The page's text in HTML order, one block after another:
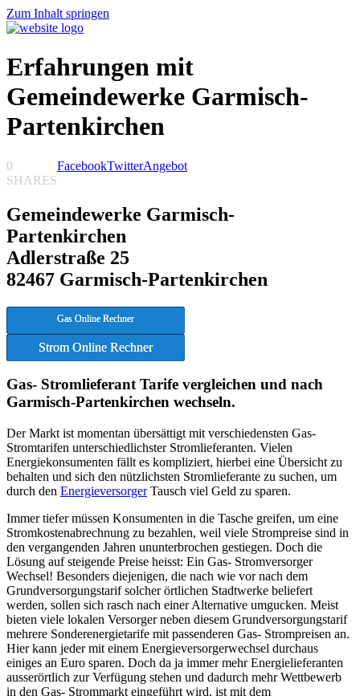
Zum Inhalt springen
Erfahrungen mit
Gemeindewerke Garmisch-
Partenkirchen
0
SHARES
FacebookTwitterAngebot
Gemeindewerke Garmisch-
Partenkirchen
Adlerstraße 25
82467 Garmisch-Partenkirchen
Gas Online Rechner
Strom Online Rechner
Gas- Stromlieferant Tarife vergleichen und nach
Garmisch-Partenkirchen wechseln.
Der Markt ist momentan übersättigt mit verschiedensten Gas-
Stromtarifen unterschiedlichster Stromlieferanten. Vielen
Energiekonsumenten fällt es kompliziert, hierbei eine Übersicht zu
behalten und sich den nützlichsten Stromlieferante zu suchen, um
durch den EnergieversorgerTausch viel Geld zu sparen.
Immer tiefer müssen Konsumenten in die Tasche greifen, um eine
Stromkostenabrechnung zu bezahlen, weil viele Strompreise sind in
den vergangenden Jahren ununterbrochen gestiegen. Doch die
Lösung auf steigende Preise heisst: Ein Gas- Stromversorger
Wechsel! Besonders diejenigen, die nach wie vor nach dem
Grundversorgungstarif solcher örtlichen Stadtwerke beliefert
werden, sollen sich rasch nach einer Alternative umgucken. Meist
bieten viele lokalen Versorger neben diesem Grundversorgungstarif
mehrere Sonderenergietarife mit passenderen Gas- Strompreisen an.
Hier kann jeder mit einem Energieversorgerwechsel durchaus
einiges an Euro sparen. Doch da ja immer mehr Energielieferanten
ausserörtlich zur Verfügung stehen und dadurch mehr Wettbewerb
in den Gas- Strommarkt eingeführt wird, ist mit dem